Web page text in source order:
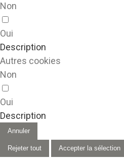
Non
Oui
Description
Autres cookies
Non
Oui
Description
Annuler
Rejeter tout Accepter la sélection